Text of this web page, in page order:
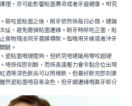
理，亦可能影響貼面壽命或者牙齒健康。咁究
咗瓷貼面之後，刷牙依然係每日必做。建議
猛，避免磨損貼面邊緣。刷牙時除咗正面，貼
食物殘渣同牙菌膜積聚。每晚用牙線或者沖牙
鍵。
貼面嘅硬度夠，但終究唔建議用嚟咬超硬
唔係佢即刻斷，而係長遠壓力會令黏合位出現
酒等深色飲品可以照樣飲，但最好飲完即刻漱
然瓷貼面唔容易染色，但牙龈邊緣嘅真牙部分